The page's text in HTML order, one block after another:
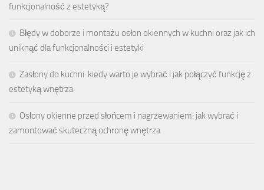
funkcjonalność z estetyką?
Błędy w doborze i montażu osłon okiennych w kuchni oraz jak ich
uniknąć dla funkcjonalności i estetyki
Zasłony do kuchni: kiedy warto je wybrać i jak połączyć funkcję z
estetyką wnętrza
Osłony okienne przed słońcem i nagrzewaniem: jak wybrać i
zamontować skuteczną ochronę wnętrza